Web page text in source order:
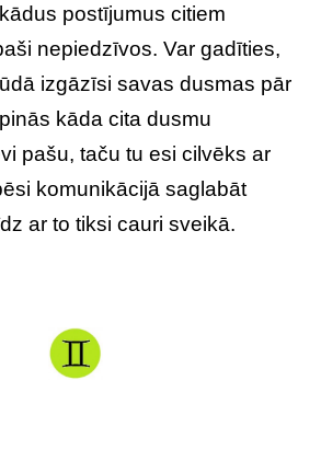
postījumus citiem
nepiedzīvos. Var gadīties,
izgāzīsi savas dusmas pār
kāda cita dusmu
pašu, taču tu esi cilvēks ar
komunikācijā saglabāt
ar to tiksi cauri sveikā.